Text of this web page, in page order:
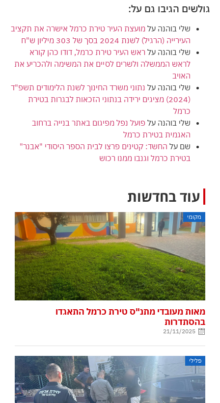
גולשים הגיבו גם על:
שלי בוהנה על מועצת העיר טירת כרמל אישרה את תקציב
העירייה (הרגיל) לשנת 2024 בסך של 303 מיליון ש"ח
שלי בוהנה על ראש העיר טירת כרמל, דודו כהן קורא
לראש הממשלה ולשרים לסיים את המשימה ולהכריע את
האויב
שלי בוהנה על נתוני משרד החינוך לשנת הלימודים תשפ"ד
(2024) מציגים ירידה בנתוני הזכאות לבגרות בטירת
כרמל
שלי בוהנה על פועל נפל מפיגום באתר בנייה ברחוב
האגמית בטירת כרמל
שם על החשד: קטינים פרצו לבית הספר היסודי "אבנר"
בטירת כרמל וגנבו ממנו רכוש
עוד בחדשות
מקומי
מאות מעובדי מתנ"ס טירת כרמל התאגדו
בהסתדרות
21/11/2025
פלילי